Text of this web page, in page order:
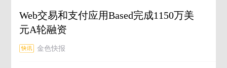
Web交易和支付应用Based完成1150万美
元A轮融资
金色快报